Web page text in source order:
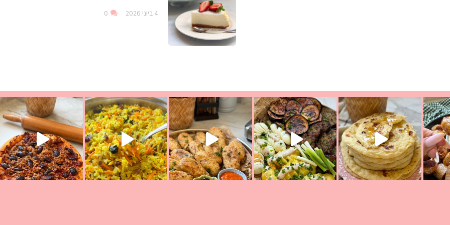
4 ביוני 2026 0
מעול
לאכול משהו אז מה בשבילכם? בפ
פסטל טוניסאי לתשעת הימים, חשבתי מה לחדש לכם ונראה
אורז יצירתי לתשעת הימים ולכבוד שבת קודשלמתכון
פיצה של תשעת הימים ולמה היא נקראת ככה? ההסבר בסרטו